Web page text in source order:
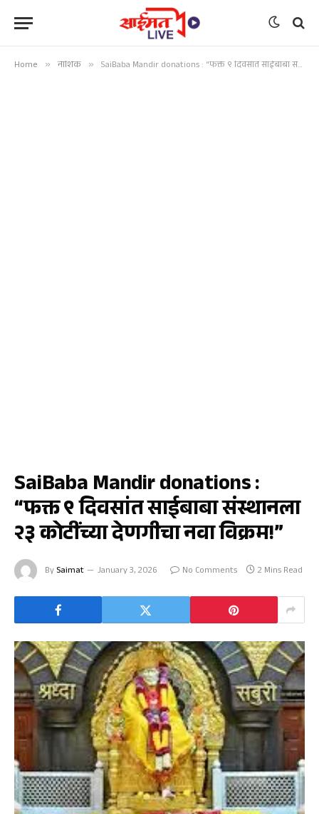
Home » नाशिक » SaiBaba Mandir donations : “फक्त ९ दिवसांत साईबाबा संस्थानला २३ कोटींच्या देणगीचा नवा विक्रम!”
SaiBaba Mandir donations :
“फक्त ९ दिवसांत साईबाबा संस्थानला
२३ कोटींच्या देणगीचा नवा विक्रम!”
By Saimat January 3, 2026 No Comments 2 Mins Read